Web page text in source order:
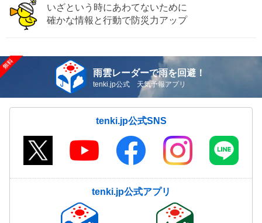
いざという時にあわてないために
確かな情報と行動で防災力アップ
雨雲レーダーで雨を回避！
tenki.jp公式 天気予報アプリ
tenki.jp公式SNS
tenki.jp公式アプリ